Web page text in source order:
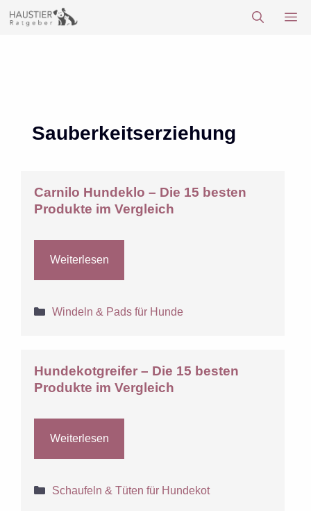
Inhalt
Sauberkeitserziehung
Carnilo Hundeklo – Die 15 besten
Produkte im Vergleich
Weiterlesen
Kategorien
Windeln & Pads für Hunde
Hundekotgreifer – Die 15 besten
Produkte im Vergleich
Weiterlesen
Kategorien
Schaufeln & Tüten für Hundekot